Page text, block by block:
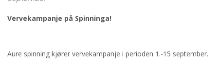
Vervekampanje på Spinninga!
Aure spinning kjører vervekampanje i perioden 1.-15 september.